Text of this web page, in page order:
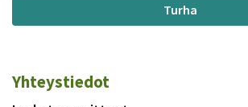
Turha
Yhteystiedot